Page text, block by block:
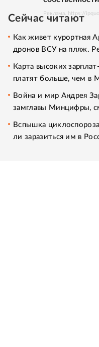
Реклама. https://
Сейчас читают
Как живет курортная
дронов ВСУ на пляж.
Карта высоких
платят больше, чем в
Война и мир Андрея
замглавы Минцифры,
Вспышка
ли заразиться им в